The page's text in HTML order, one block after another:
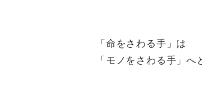
「命をさわる手」は
「モノをさわる手」へ